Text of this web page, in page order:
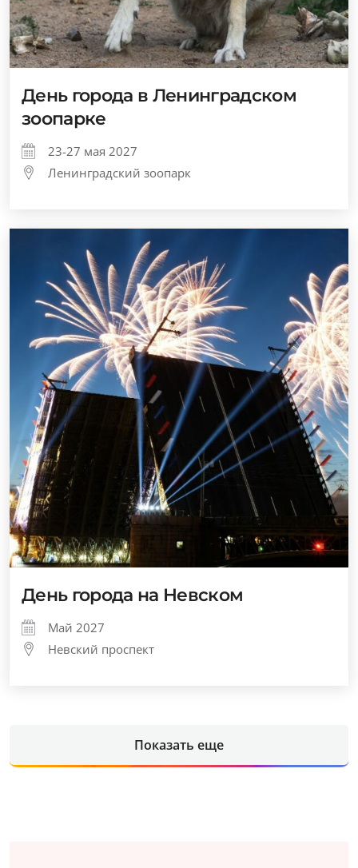
День города в Ленинградском
зоопарке
23-27 мая 2027
Ленинградский зоопарк
День города на Невском
Май 2027
Невский проспект
Показать еще